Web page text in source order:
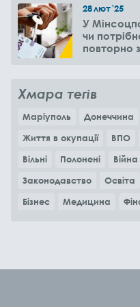
28лют'25
У
чи
повторно
Хмара тегів
Маріуполь Донеччина
Життя в окупації
ВПО
Вільні
Полонені Війна
Законодавство
Освіта
Бізнес
Медицина